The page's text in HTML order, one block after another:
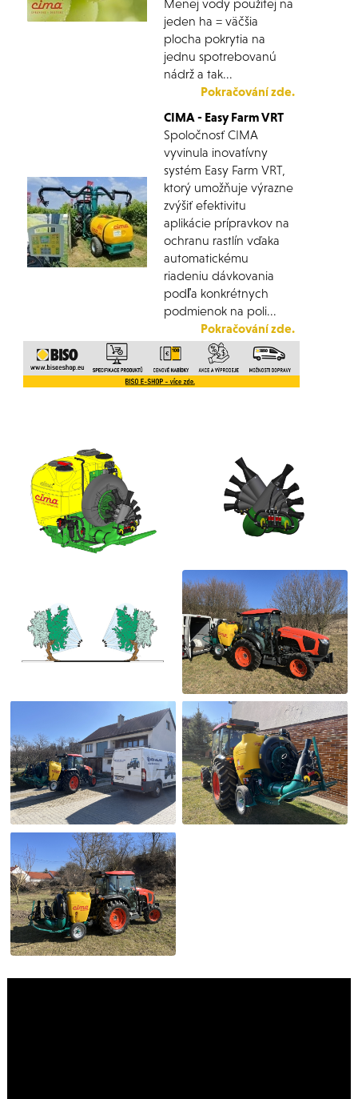
Menej vody použitej na
jeden ha = väčšia
plocha pokrytia na
jednu spotrebovanú
nádrž a tak...
Pokračování zde.
CIMA - Easy Farm VRT
Spoločnosť CIMA
vyvinula inovatívny
systém Easy Farm VRT,
ktorý umožňuje výrazne
zvýšiť efektivitu
aplikácie prípravkov na
ochranu rastlín vďaka
automatickému
riadeniu dávkovania
podľa konkrétnych
podmienok na poli...
Pokračování zde.